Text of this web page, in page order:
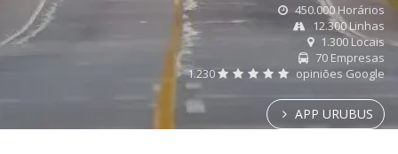
450.000 Horários
12.300 Linhas
1.300 Locais
70 Empresas
1.230
opiniões Google
APP URUBUS